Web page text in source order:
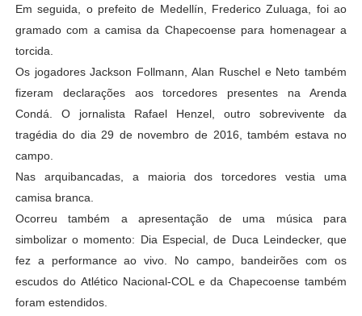
Em seguida, o prefeito de Medellín, Frederico Zuluaga, foi ao
gramado com a camisa da Chapecoense para homenagear a
torcida.
Os jogadores Jackson Follmann, Alan Ruschel e Neto também
fizeram declarações aos torcedores presentes na Arenda
Condá. O jornalista Rafael Henzel, outro sobrevivente da
tragédia do dia 29 de novembro de 2016, também estava no
campo.
Nas arquibancadas, a maioria dos torcedores vestia uma
camisa branca.
Ocorreu também a apresentação de uma música para
simbolizar o momento: Dia Especial, de Duca Leindecker, que
fez a performance ao vivo. No campo, bandeirões com os
escudos do Atlético Nacional-COL e da Chapecoense também
foram estendidos.